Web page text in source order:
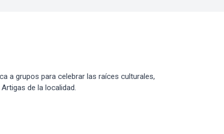
a grupos para celebrar las raíces culturales,
de la localidad.